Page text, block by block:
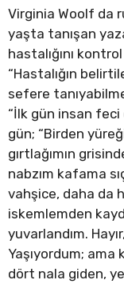
Virginia Woolf da
yaşta tanışan
hastalığını
“Hastalığın
sefere
“İlk gün insan
gün; “Birden
gırtlağımın
nabzım kafama
vahşice, daha da
iskemlemden
yuvarlandım.
Yaşıyordum;
dört nala giden,